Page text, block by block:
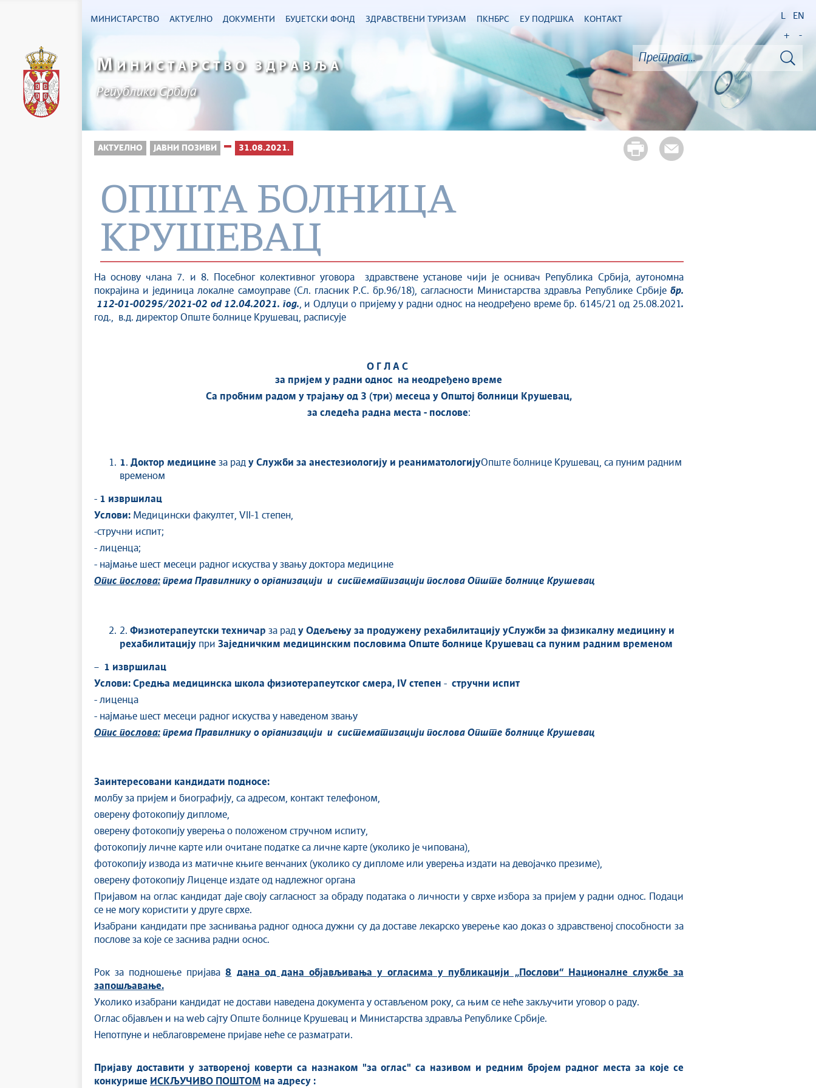
МИНИСТАРСТВО АКТУЕЛНО ДОКУМЕНТИ БУЏЕТСКИ ФОНД ЗДРАВСТВЕНИ ТУРИЗАМ ПКНБРС ЕУ ПОДРШКА КОНТАКТ L EN
+ -
М ИНИСТАРСТВО ЗДРАВЉА
Република Србија
АКТУЕЛНО ЈАВНИ ПОЗИВИ 31.08.2021.
ОПШТА БОЛНИЦА
КРУШЕВАЦ
На основу члана 7. и 8. Посебног колективног уговора здравствене установе чији је оснивач Република Србија, aутономна
покрајина и јединица локалне самоуправе (Сл. гласник Р.С. бр.96/18), сагласности Министарства здравља Републике Србије бр.
112-01-00295/2021-02 od12.04.2021. год., и Одлуци о пријему у радни однос на неодређено време бр. 6145/21 од 25.08.2021.
год., в.д. директор Опште болнице Крушевац, расписује
О Г Л А С
за пријем у радни однос на неодређено време
Са пробним радом у трајању од 3 (три) месеца у Општој болници Крушевац,
за следећа радна места -послове:
1. Доктор медицине за рад у Служби за анестезиологију и реаниматологијуОпште болнице Крушевац, са пуним радним
временом
- 1 извршилац
Услови: Медицински факултет, VII-1 степен,
-стручни испит;
- лиценца;
- најмање шест месеци радног искуства у звању доктора медицине
Опис послова: према Правилнику о организацији и систематизацији послова Опште болнице Крушевац
2. Физиотерапеутски техничар за рад у Одељењу за продужену рехабилитацију уСлужби за физикалну медицину и
рехабилитацију при Заједничким медицинским пословима Опште болнице Крушевац са пуним радним временом
– 1 извршилац
Услови: Средња медицинска школа физиотерапеутског смера, IV степен - стручни испит
- лиценца
- најмање шест месеци радног искуства у наведеном звању
Опис послова: према Правилнику о организацији и систематизацији послова Опште болнице Крушевац
Заинтересовани кандидати подносе:
молбу за пријем и биографију, са адресом, контакт телефоном,
оверену фотокопију дипломе,
оверену фотокопију уверења о положеном стручном испиту,
фотокопију личне карте или очитане податке са личне карте (уколико је чипована),
фотокопију извода из матичне књиге венчаних (уколико су дипломе или уверења издати на девојачко презиме),
оверену фотокопију Лиценце издате од надлежног органа
Пријавом на оглас кандидат даје своју сагласност за обраду података о личности у сврхе избора за пријем у радни однос. Подаци
се не могу користити у друге сврхе.
Изабрани кандидати пре заснивања радног односа дужни су да доставе лекарско уверење као доказ о здравственој способности за
послове за које се заснива радни оснос.
Рок за подношење пријава8
дана од дана објављивања у огласима у публикацији „Послови“ Националне службе за
запошљавање.
Уколико изабрани кандидат не достави наведена документа у остављеном року, са њим се неће закључити уговор о раду.
Оглас објављен и на web сајту Опште болнице Крушевац и Министарства здравља Републике Србије.
Непотпуне и неблаговремене пријаве неће се разматрати.
Пријаву доставити у затвореној коверти са назнаком "за оглас" са називом и редним бројем радног места за које се
конкурише ИСКЉУЧИВО ПОШТОМ на адресу :